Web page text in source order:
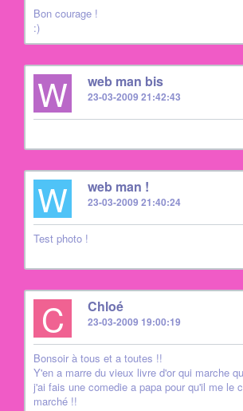
Bon courage !
:)
W web man bis
23-03-2009 21:42:43
W web man !
23-03-2009 21:40:24
Test photo !
C Chloé
23-03-2009 19:00:19
Bonsoir à tous et a toutes !!
Y'en a marre du vieux livre d'or qui marche
j'ai fais une comedie a papa pour qu'il me le
marché !!